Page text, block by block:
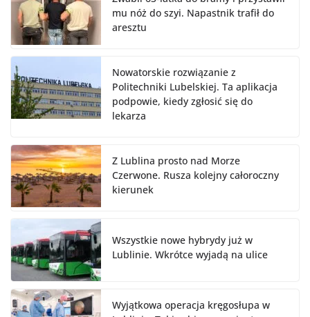
mu nóż do szyi. Napastnik trafił do
aresztu
Nowatorskie rozwiązanie z
Politechniki Lubelskiej. Ta aplikacja
podpowie, kiedy zgłosić się do
lekarza
Z Lublina prosto nad Morze
Czerwone. Rusza kolejny całoroczny
kierunek
Wszystkie nowe hybrydy już w
Lublinie. Wkrótce wyjadą na ulice
Wyjątkowa operacja kręgosłupa w